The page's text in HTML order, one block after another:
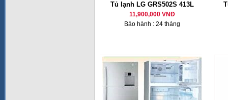
Tủ lạnh LG GRS502S 413L
11,900,000 VNĐ
Bảo hành : 24 tháng